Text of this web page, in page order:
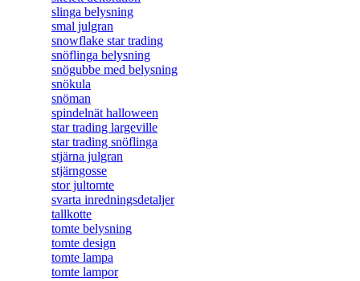
slinga belysning
smal julgran
snowflake star trading
snöflinga belysning
snögubbe med belysning
snökula
snöman
spindelnät halloween
star trading largeville
star trading snöflinga
stjärna julgran
stjärngosse
stor jultomte
svarta inredningsdetaljer
tallkotte
tomte belysning
tomte design
tomte lampa
tomte lampor